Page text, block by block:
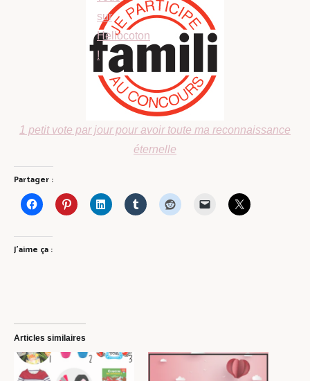
1 petit vote par jour pour avoir toute ma reconnaissance
éternelle
Partager :
J’aime ça :
Articles similaires